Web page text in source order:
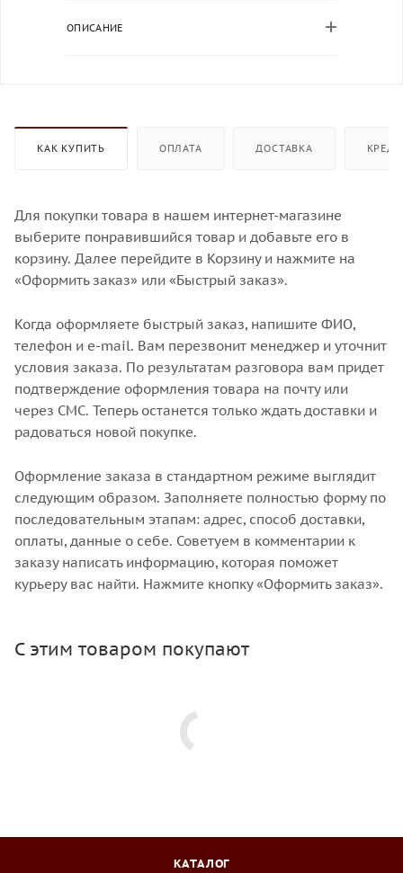
ОПИСАНИЕ
КАК КУПИТЬ ОПЛАТА ДОСТАВКА
Для покупки товара в нашем интернет-магазине
выберите понравившийся товар и добавьте его в
корзину. Далее перейдите в Корзину и нажмите на
«Оформить заказ» или «Быстрый заказ».
Когда оформляете быстрый заказ, напишите ФИО,
телефон и e-mail. Вам перезвонит менеджер и уточнит
условия заказа. По результатам разговора вам придет
подтверждение оформления товара на почту или
через СМС. Теперь останется только ждать доставки и
радоваться новой покупке.
Оформление заказа в стандартном режиме выглядит
следующим образом. Заполняете полностью форму по
последовательным этапам: адрес, способ доставки,
оплаты, данные о себе. Советуем в комментарии к
заказу написать информацию, которая поможет
курьеру вас найти. Нажмите кнопку «Оформить заказ».
С этим товаром покупают
КАТАЛОГ